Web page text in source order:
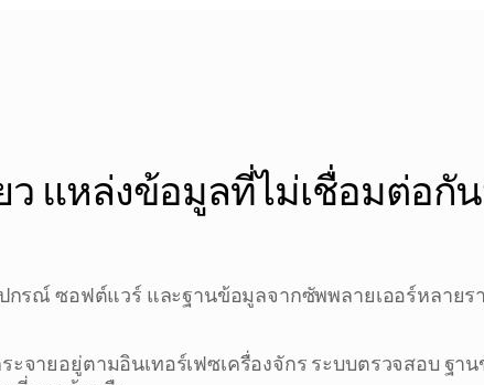
ว แหล่งข้อมูลที่ไม่เชื่อมต่อกั
รณ์ ซอฟต์แวร์ และฐานข้อมูลจากซัพพลายเออร์หลายร
จายอยู่ตามอินเทอร์เฟซเครื่องจักร ระบบตรวจสอบ ฐา